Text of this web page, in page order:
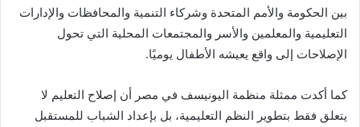
بين الحكومة والأمم المتحدة وشركاء التنمية والمحافظات والإدارات
التعليمية والمعلمين والأسر والمجتمعات المحلية التي تحول
الإصلاحات إلى واقع يعيشه الأطفال يوميًا.
كما أكدت ممثلة منظمة اليونيسف في مصر أن إصلاح التعليم لا
يتعلق فقط بتطوير النظم التعليمية، بل بإعداد الشباب للمستقبل